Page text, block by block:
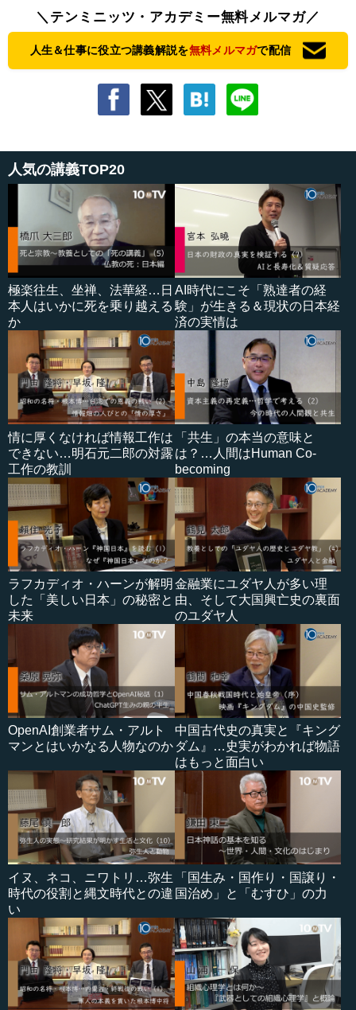
＼テンミニッツ・アカデミー無料メルマガ／
人生＆仕事に役立つ講義解説を無料メルマガで配信
人気の講義TOP20
極楽往生、坐禅、法華経…日
本人はいかに死を乗り越える
か
AI時代にこそ「熟達者の経
験」が生きる＆現状の日本経
済の実情は
情に厚くなければ情報工作は
できない…明石元二郎の対露
工作の教訓
「共生」の本当の意味と
は？…人間はHuman Co-
becoming
ラフカディオ・ハーンが解明
した「美しい日本」の秘密と
未来
金融業にユダヤ人が多い理
由、そして大国興亡史の裏面
のユダヤ人
OpenAI創業者サム・アルト
マンとはいかなる人物なのか
中国古代史の真実と『キング
ダム』…史実がわかれば物語
はもっと面白い
イヌ、ネコ、ニワトリ…弥生
時代の役割と縄文時代との違
い
「国生み・国作り・国譲り・
国治め」と「むすひ」の力